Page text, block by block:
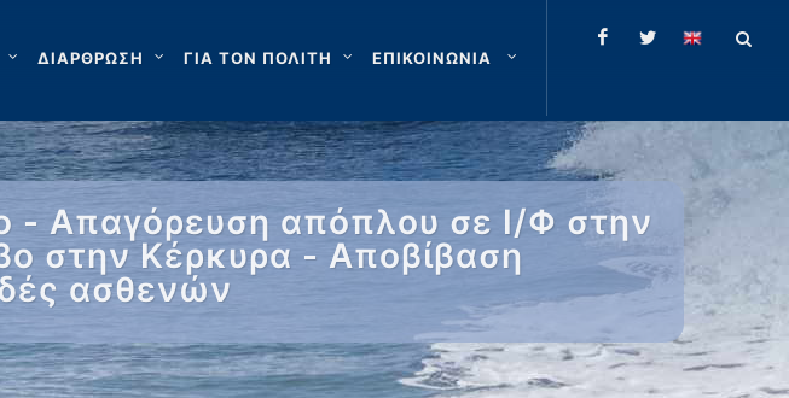
ΔΙΑΡΘΡΩΣΗ ΓΙΑ ΤΟΝ ΠΟΛΙΤΗ ΕΠΙΚΟΙΝΩΝΙΑ
Απαγόρευση απόπλου σε Ι/Φ στην
στην Κέρκυρα - Αποβίβαση
ασθενών